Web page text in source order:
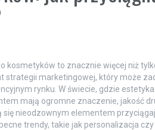
kosmetyków to znacznie więcej niż
strategii marketingowej, który może
rynku. W świecie, gdzie
mają ogromne znaczenie, jakość
się nieodzownym elementem
trendy, takie jak personalizacja czy